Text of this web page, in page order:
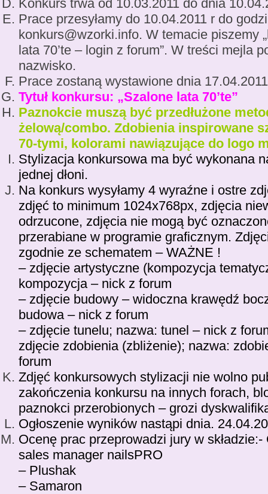
Konkurs trwa od 10.03.2011 do dnia
Prace przesyłamy do 10.04.2011 r do
konkurs@wzorki.info. W temacie piszemy
lata 70’te – login z forum”. W treści mejla
nazwisko.
Prace zostaną wystawione dnia 17.04.2011
Tytuł konkursu: „Szalone lata 70’te”
Paznokcie muszą być przedłużone
żelową/combo. Zdobienia inspirowane
70-tymi, kolorami nawiązujące do logo
Stylizacja konkursowa ma być wykonana
jednej dłoni.
Na konkurs wysyłamy 4 wyraźne i ostre
zdjęć to minimum 1024x768px, zdjęcia
odrzucone, zdjęcia nie mogą być
przerabiane w programie graficznym.
zgodnie ze schematem – WAŻNE !
– zdjęcie artystyczne (kompozycja
kompozycja – nick z forum
– zdjęcie budowy – widoczna krawędź
budowa – nick z forum
– zdjęcie tunelu; nazwa: tunel – nick z
zdjęcie zdobienia (zbliżenie); nazwa:
forum
Zdjęć konkursowych stylizacji nie wolno
zakończenia konkursu na innych forach,
paznokci przerobionych – grozi
Ogłoszenie wyników nastąpi dnia.
Ocenę prac przeprowadzi jury w
sales manager nailsPRO
– Plushak
– Samaron